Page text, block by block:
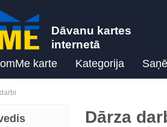
Dāvanu kartes
internetā
karte Kategorija
Dārza